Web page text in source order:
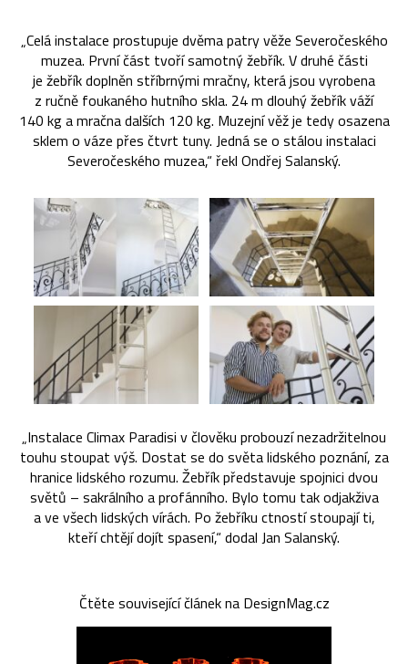
„Celá instalace prostupuje dvěma patry věže Severočeského
muzea. První část tvoří samotný žebřík. V druhé části
je žebřík doplněn stříbrnými mračny, která jsou vyrobena
z ručně foukaného hutního skla. 24 m dlouhý žebřík váží
140 kg a mračna dalších 120 kg. Muzejní věž je tedy osazena
sklem o váze přes čtvrt tuny. Jedná se o stálou instalaci
Severočeského muzea,“ řekl Ondřej Salanský.
„Instalace Climax Paradisi v člověku probouzí nezadržitelnou
touhu stoupat výš. Dostat se do světa lidského poznání, za
hranice lidského rozumu. Žebřík představuje spojnici dvou
světů – sakrálního a profánního. Bylo tomu tak odjakživa
a ve všech lidských vírách. Po žebříku ctností stoupají ti,
kteří chtějí dojít spasení,“ dodal Jan Salanský.
Čtěte související článek na DesignMag.cz